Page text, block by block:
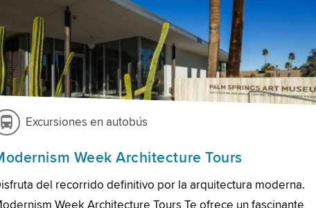
Excursiones en autobús
Week Architecture Tours
del recorrido definitivo por la arquitectura moderna.
Week Architecture Tours Te ofrece un fascinante